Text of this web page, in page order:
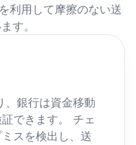
利用して摩擦のない送
す。
、銀行は資金移動
できます。 チェ
スを検出し、送